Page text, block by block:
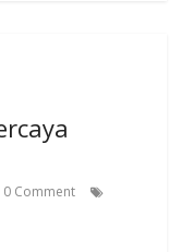
0 Comment